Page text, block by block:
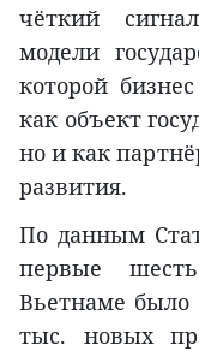
чёткий
модели
которой
как объект
но и как
развития.
По данным
первые
Вьетнаме было
тыс. новых